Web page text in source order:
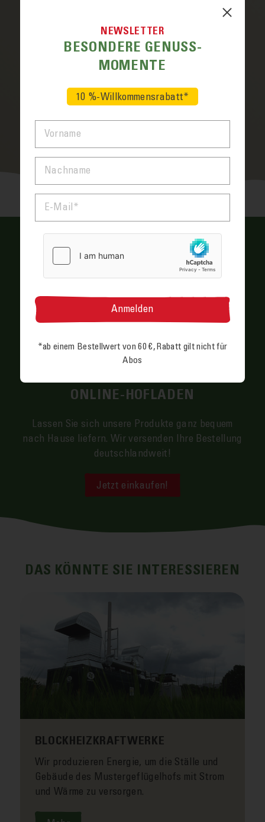
Wie kommen zwei oder mehr Dotter in ein Ei?
Warum gibt es braune und weiße Eier?
Wie viel Protein hat ein Ei?
Wie kann ich beim Eierkochen das Platzen
ONLINE-HOFLADEN
Lassen Sie sich unsere Produkte ganz bequem
nach Hause liefern. Wir versenden Ihre Bestellung
deutschland­weit!
Jetzt einkaufen!
DAS KÖNNTE SIE INTERESSIEREN
BLOCKHEIZKRAFTWERKE
Wir produzieren Energie, um die Ställe und
Gebäude des Muster­geflügelhofs mit Strom
und Wärme zu ver­sorgen.
NEWSLETTER
BESONDERE GENUSS­
MOMENTE
10 %-Willkommensrabatt*
*ab einem Bestell­wert von 60 €, Rabatt gilt nicht für
Abos